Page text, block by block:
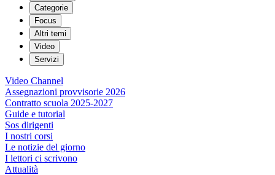
Categorie
Focus
Altri temi
Video
Servizi
Video Channel
Assegnazioni provvisorie 2026
Contratto scuola 2025-2027
Guide e tutorial
Sos dirigenti
I nostri corsi
Le notizie del giorno
I lettori ci scrivono
Attualità